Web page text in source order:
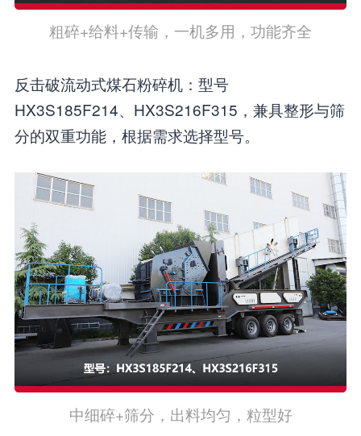
粗碎+给料+传输，一机多用，功能齐全
反击破流动式煤石粉碎机：型号
HX3S185F214、HX3S216F315，兼具整形与筛
分的双重功能，根据需求选择型号。
中细碎+筛分，出料均匀，粒型好